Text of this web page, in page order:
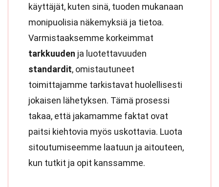
käyttäjät, kuten sinä, tuoden mukanaan
monipuolisia näkemyksiä ja tietoa.
Varmistaaksemme korkeimmat
tarkkuuden ja luotettavuuden
standardit, omistautuneet
toimittajamme tarkistavat huolellisesti
jokaisen lähetyksen. Tämä prosessi
takaa, että jakamamme faktat ovat
paitsi kiehtovia myös uskottavia. Luota
sitoutumiseemme laatuun ja aitouteen,
kun tutkit ja opit kanssamme.